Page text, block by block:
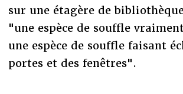
sur une étagère de
"une espèce de souffle
une espèce de souffle faisant
portes et des fenêtres".